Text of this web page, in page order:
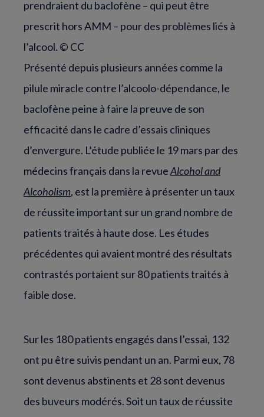
prendraient du baclofène – qui peut être
prescrit hors AMM – pour des problèmes liés à
l’alcool. © CC
Présenté depuis plusieurs années comme la
pilule miracle contre l’alcoolo-dépendance, le
baclofène peine à faire la preuve de son
efficacité dans le cadre d’essais cliniques
d’envergure. L’étude publiée le 19 mars par des
médecins français dans la revueAlcohol and
Alcoholism, est la première à présenter un taux
de réussite important sur un grand nombre de
patients traités à haute dose. Les études
précédentes qui avaient montré des résultats
contrastés portaient sur 80 patients traités à
faible dose.
Sur les 180 patients engagés dans l’essai, 132
ont pu être suivis pendant un an. Parmi eux, 78
sont devenus abstinents et 28 sont devenus
des buveurs modérés. Soit un taux de réussite